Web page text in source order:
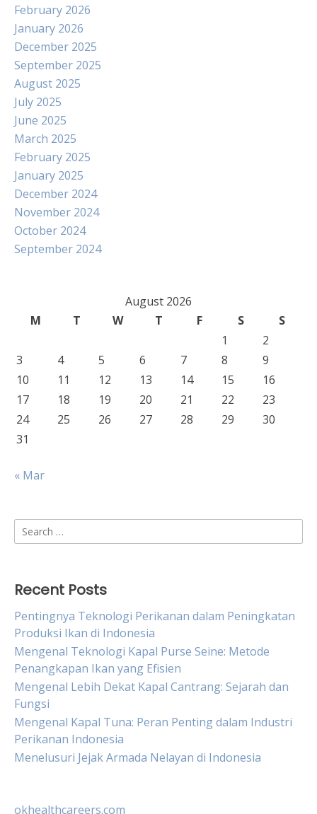
February 2026
January 2026
December 2025
September 2025
August 2025
July 2025
June 2025
March 2025
February 2025
January 2025
December 2024
November 2024
October 2024
September 2024
August 2026
M
T W T F S
S
1
2
3
4 5 6 7 8
9
10
11 12 13 14 15
16
17
18 19 20 21 22
23
24
25 26 27 28 29
30
31
« Mar
Search
for:
Recent Posts
Pentingnya Teknologi Perikanan dalam Peningkatan
Produksi Ikan di Indonesia
Mengenal Teknologi Kapal Purse Seine: Metode
Penangkapan Ikan yang Efisien
Mengenal Lebih Dekat Kapal Cantrang: Sejarah dan
Fungsi
Mengenal Kapal Tuna: Peran Penting dalam Industri
Perikanan Indonesia
Menelusuri Jejak Armada Nelayan di Indonesia
okhealthcareers.com